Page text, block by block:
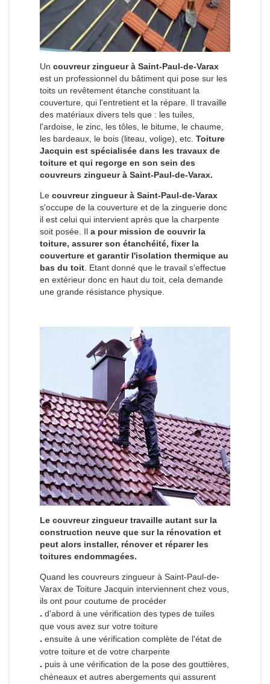
Un couvreur zingueur à Saint-Paul-de-Varax
est un professionnel du bâtiment qui pose sur les
toits un revêtement étanche constituant la
couverture, qui l'entretient et la répare. Il travaille
des matériaux divers tels que : les tuiles,
l'ardoise, le zinc, les tôles, le bitume, le chaume,
les bardeaux, le bois (liteau, volige), etc. Toiture
Jacquin est spécialisée dans les travaux de
toiture et qui regorge en son sein des
couvreurs zingueur à Saint-Paul-de-Varax.
Le couvreur zingueur à Saint-Paul-de-Varax
s'occupe de la couverture et de la zinguerie donc
il est celui qui intervient après que la charpente
soit posée. Il a pour mission de couvrir la
toiture, assurer son étanchéité, fixer la
couverture et garantir l'isolation thermique au
bas du toit . Etant donné que le travail s'effectue
en extérieur donc en haut du toit, cela demande
une grande résistance physique.
Le couvreur zingueur travaille autant sur la
construction neuve que sur la rénovation et
peut alors installer, rénover et réparer les
toitures endommagées.
Quand les couvreurs zingueur à Saint-Paul-de-
Varax de Toiture Jacquin interviennent chez vous,
ils ont pour coutume de procéder
. d'abord à une vérification des types de tuiles
que vous avez sur votre toiture
. ensuite à une vérification complète de l'état de
votre toiture et de votre charpente
. puis à une vérification de la pose des gouttières,
chéneaux et autres abergements qui assurent